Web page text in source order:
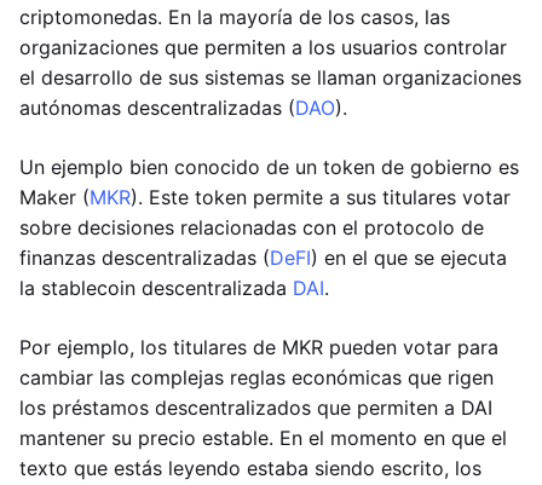
criptomonedas. En la mayoría de los casos, las
organizaciones que permiten a los usuarios controlar
el desarrollo de sus sistemas se llaman organizaciones
autónomas descentralizadas (DAO).
Un ejemplo bien conocido de un token de gobierno es
Maker (MKR). Este token permite a sus titulares votar
sobre decisiones relacionadas con el protocolo de
finanzas descentralizadas (DeFI) en el que se ejecuta
la stablecoin descentralizada DAI.
Por ejemplo, los titulares de MKR pueden votar para
cambiar las complejas reglas económicas que rigen
los préstamos descentralizados que permiten a DAI
mantener su precio estable. En el momento en que el
texto que estás leyendo estaba siendo escrito, los